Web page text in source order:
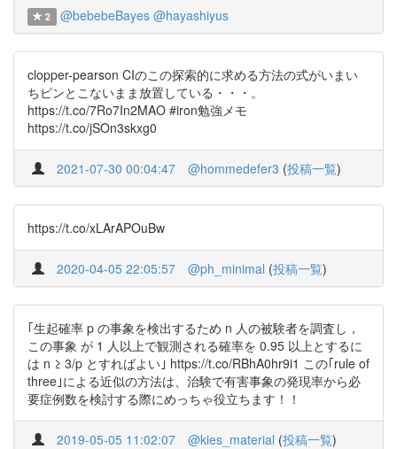
2 @bebebeBayes @hayashiyus
clopper-pearson CIのこの探索的に求める方法の式がいまい
ちピンとこないまま放置している・・・。
https://t.co/7Ro7In2MAO #iron勉強メモ
https://t.co/jSOn3skxg0
2021-07-30 00:04:47 @hommedefer3 (投稿一覧)
https://t.co/xLArAPOuBw
2020-04-05 22:05:57 @ph_minimal (投稿一覧)
｢生起確率 p の事象を検出するため n 人の被験者を調査し，
この事象 が 1 人以上で観測される確率を 0.95 以上とするに
は n ≥ 3/p とすればよい｣ https://t.co/RBhA0hr9i1 この｢rule of
three｣による近似の方法は、治験で有害事象の発現率から必
要症例数を検討する際にめっちゃ役立ちます！！
2019-05-05 11:02:07 @kies_material (投稿一覧)